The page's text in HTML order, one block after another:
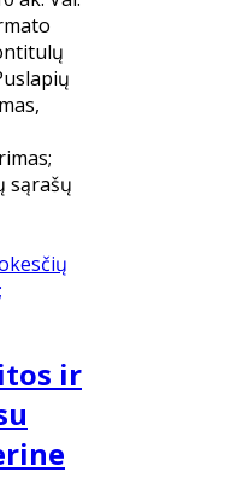
sąrašų
ir